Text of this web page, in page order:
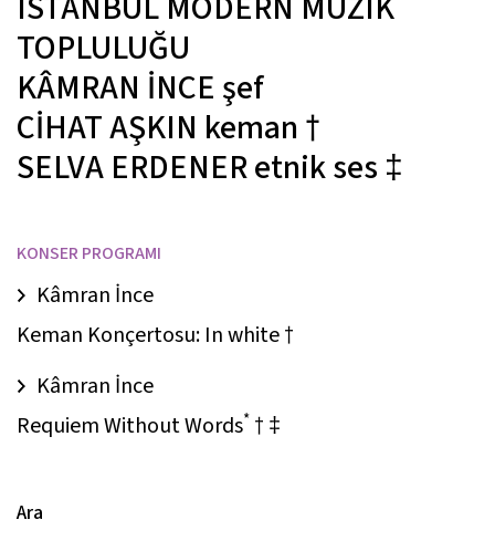
TOPLULUĞU
KÂMRAN İNCE şef
CİHAT AŞKIN keman †
SELVA ERDENERetnik ses ‡
KONSER PROGRAMI
Kâmran İnce
Keman Konçertosu: In white †
Kâmran İnce
Requiem Without Words* † ‡
Ara